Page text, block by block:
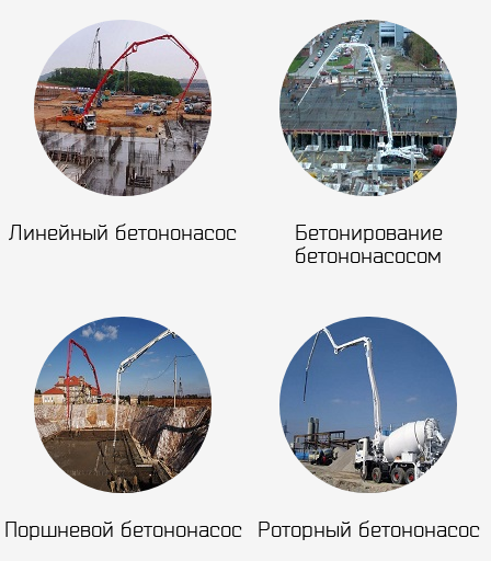
Линейный бетононасос
Бетонирование
бетононасосом
Поршневой бетононасос Роторный бетононасос